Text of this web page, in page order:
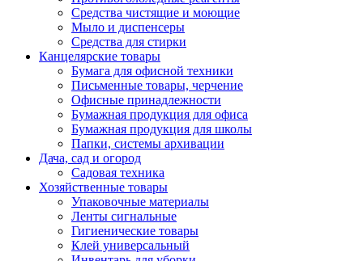
Средства чистящие и моющие
Мыло и диспенсеры
Средства для стирки
Канцелярские товары
Бумага для офисной техники
Письменные товары, черчение
Офисные принадлежности
Бумажная продукция для офиса
Бумажная продукция для школы
Папки, системы архивации
Дача, сад и огород
Садовая техника
Хозяйственные товары
Упаковочные материалы
Ленты сигнальные
Гигиенические товары
Клей универсальный